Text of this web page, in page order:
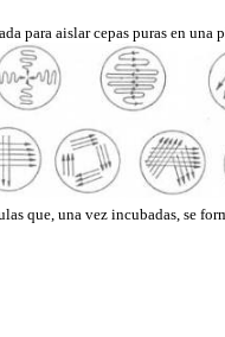
para aislar cepas puras en
que, una vez incubadas, se